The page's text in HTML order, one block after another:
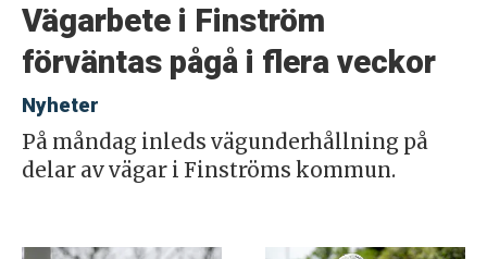
Vägarbete i Finström
förväntas pågå i flera veckor
Nyheter
På måndag inleds vägunderhållning på
delar av vägar i Finströms kommun.